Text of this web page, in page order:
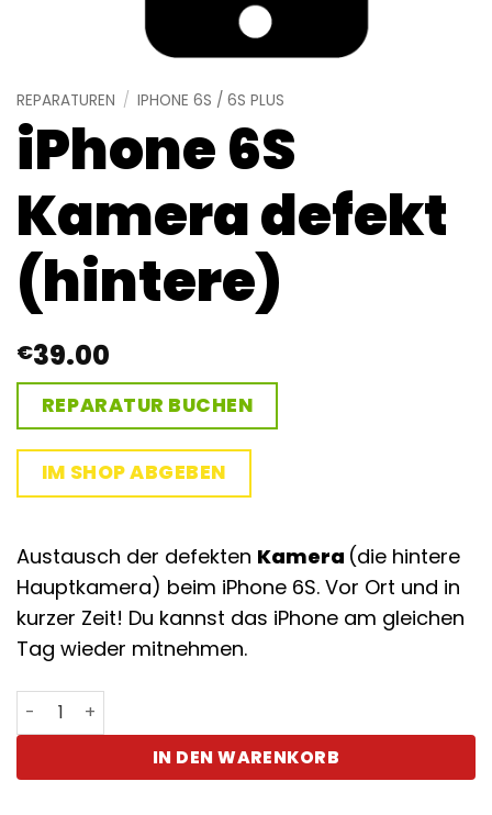
REPARATUREN / IPHONE 6S / 6S PLUS
iPhone 6S
Kamera defekt
(hintere)
€39.00
REPARATUR BUCHEN
IM SHOP ABGEBEN
Austausch der defekten Kamera (die hintere
Hauptkamera) beim iPhone 6S. Vor Ort und in
kurzer Zeit! Du kannst das iPhone am gleichen
Tag wieder mitnehmen.
iPhone 6S Kamera defekt (hintere) Menge
IN DEN WARENKORB